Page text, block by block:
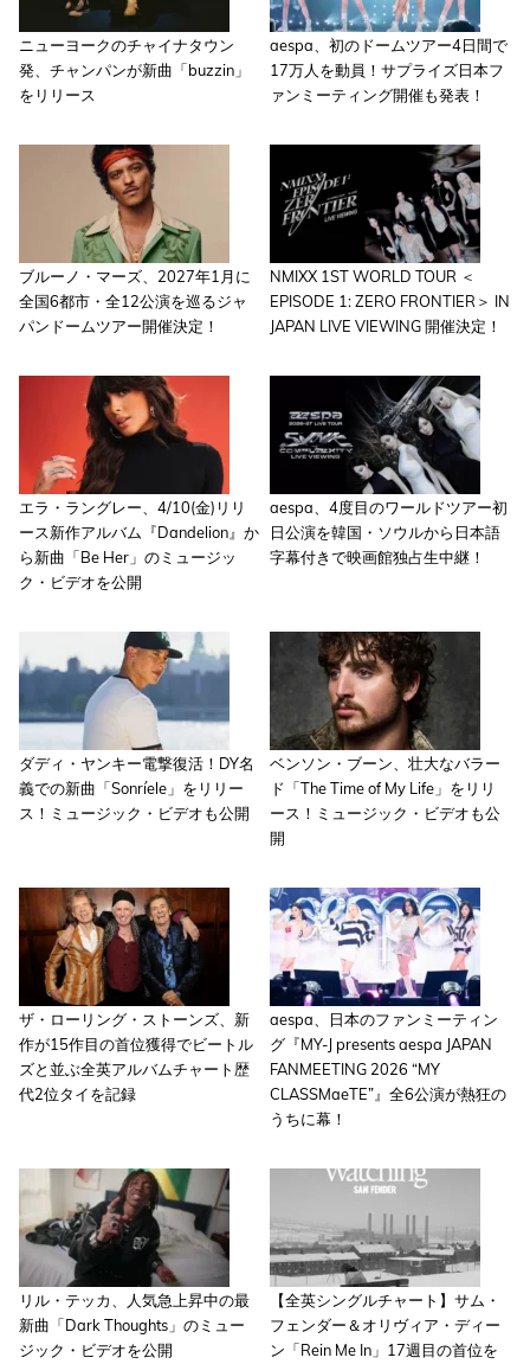
ニューヨークのチャイナタウン
発、チャンパンが新曲「buzzin」
をリリース
aespa、初のドームツアー4日間で
17万人を動員！サプライズ日本フ
ァンミーティング開催も発表！
ブルーノ・マーズ、2027年1月に
全国6都市・全12公演を巡るジャ
パンドームツアー開催決定！
NMIXX 1ST WORLD TOUR ＜
EPISODE 1: ZERO FRONTIER＞ IN
JAPAN LIVE VIEWING 開催決定！
エラ・ラングレー、4/10(金)リリ
ース新作アルバム『Dandelion』か
ら新曲「Be Her」のミュージッ
ク・ビデオを公開
aespa、4度目のワールドツアー初
日公演を韓国・ソウルから日本語
字幕付きで映画館独占生中継！
ダディ・ヤンキー電撃復活！DY名
義での新曲「Sonríele」をリリー
ス！ミュージック・ビデオも公開
ベンソン・ブーン、壮大なバラー
ド「The Time of My Life」をリリ
ース！ミュージック・ビデオも公
開
ザ・ローリング・ストーンズ、新
作が15作目の首位獲得でビートル
ズと並ぶ全英アルバムチャート歴
代2位タイを記録
aespa、日本のファンミーティン
グ『MY-J presents aespa JAPAN
FANMEETING 2026 “MY
CLASSMaeTE”』全6公演が熱狂の
うちに幕！
リル・テッカ、人気急上昇中の最
新曲「Dark Thoughts」のミュー
ジック・ビデオを公開
【全英シングルチャート】サム・
フェンダー＆オリヴィア・ディー
ン「Rein Me In」17週目の首位を